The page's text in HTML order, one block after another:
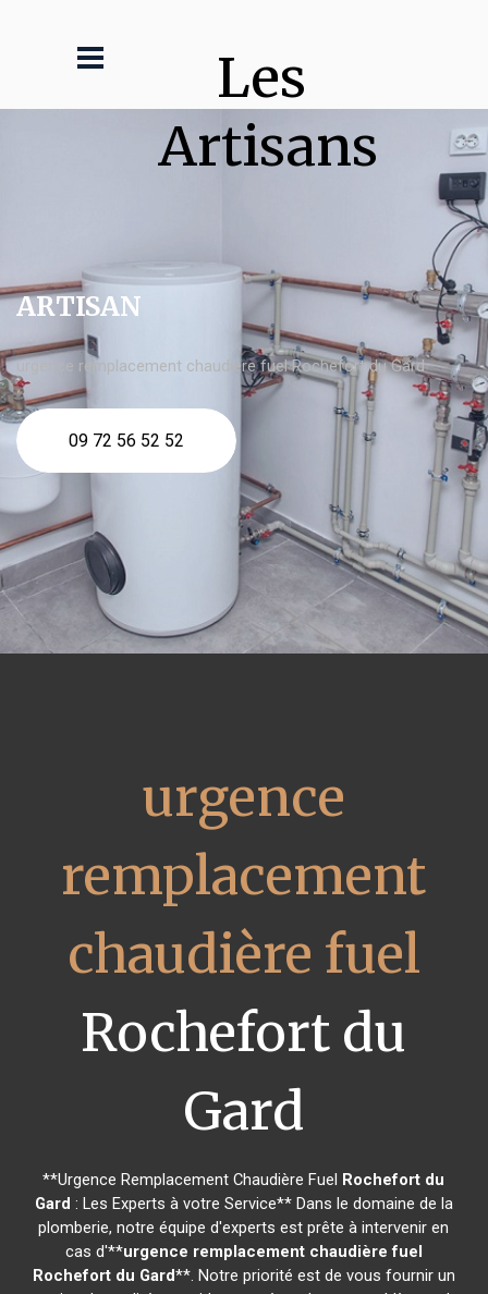
Les
Artisans
ARTISAN
urgence remplacement chaudière fuel Rochefort du Gard
09 72 56 52 52
urgence
remplacement
chaudière fuel
Rochefort du
Gard
**Urgence Remplacement Chaudière Fuel Rochefort du
Gard : Les Experts à votre Service** Dans le domaine de la
plomberie, notre équipe d'experts est prête à intervenir en
cas d'**urgence remplacement chaudière fuel
Rochefort du Gard**. Notre priorité est de vous fournir un